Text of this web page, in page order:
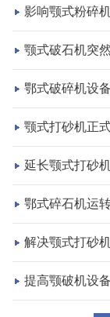
项目坐标
湖北省宜昌市
项目业主
砂石集并中
影响颚式粉碎
颚式破石机突
鄂式破碎机设
颚式打砂机正
延长颚式打砂
鄂式碎石机运
解决颚式打砂
提高颚破机设